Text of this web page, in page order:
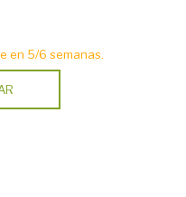
en 5/6 semanas.